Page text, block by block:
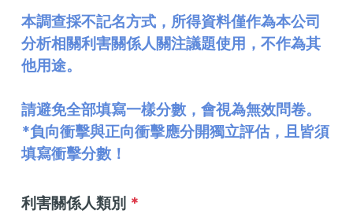
本調查採不記名方式，所得資料僅作為本公司
分析相關利害關係人關注議題使用，不作為其
他用途。
請避免全部填寫一樣分數，會視為無效問卷。
*負向衝擊與正向衝擊應分開獨立評估，且皆須
填寫衝擊分數！
利害關係人類別 *